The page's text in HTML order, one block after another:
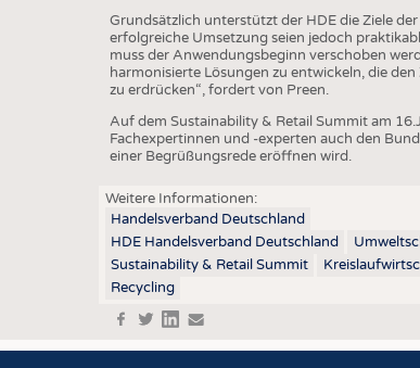
TERMINE
BRANCHENTERMINE
Grundsätzlich unterstützt der HDE die Ziele
erfolgreiche Umsetzung seien jedoch
muss der Anwendungsbeginn verschoben
harmonisierte Lösungen zu entwickeln, die
zu erdrücken“, fordert von Preen.
Auf dem Sustainability & Retail Summit am
Fachexpertinnen und -experten auch den
einer Begrüßungsrede eröffnen wird.
Weitere Informationen:
Handelsverband Deutschland
HDE Handelsverband Deutschland
Sustainability & Retail Summit
Recycling
in